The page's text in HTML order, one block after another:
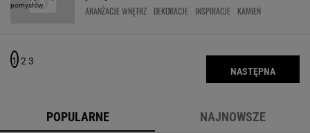
ARANŻACJE WNĘTRZ DEKORACJE INSPIRACJE KAMIEŃ
1 2 3
NASTĘPNA
POPULARNE NAJNOWSZE